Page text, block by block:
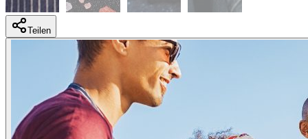
Teilen